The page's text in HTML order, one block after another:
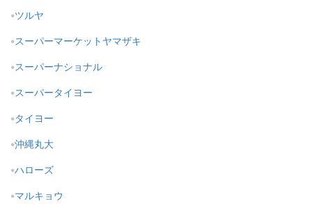
ツルヤ
スーパーマーケットヤマザキ
スーパーナショナル
スーパータイヨー
タイヨー
沖縄丸大
ハローズ
マルキョウ